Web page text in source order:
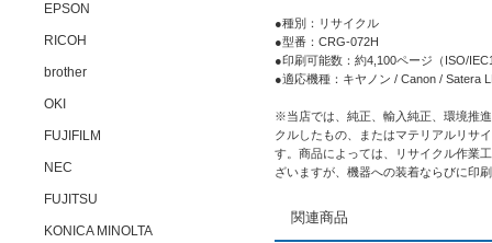
●種別：リサイクル
●型番：CRG-072H
●印刷可能数：約4,100ページ（ISO/
●適応機種：キヤノン / Canon / Satera
※当店では、純正、輸入純正、環境推
クルしたもの、またはマテリアルリサ
す。商品によっては、リサイクル作業
ざいますが、機器への装着ならびに印
関連商品
EPSON
RICOH
brother
OKI
FUJIFILM
NEC
FUJITSU
KONICA MINOLTA